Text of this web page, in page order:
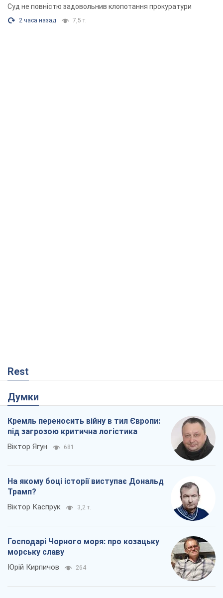
Суд не повністю задовольнив клопотання прокуратури
2 часа назад 7,5 т.
Rest
Думки
Кремль переносить війну в тил Європи:
під загрозою критична логістика
Віктор Ягун 681
На якому боці історії виступає Дональд
Трамп?
Віктор Каспрук 3,2 т.
Господарі Чорного моря: про козацьку
морську славу
Юрій Кирпичов 264